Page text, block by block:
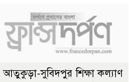
আতুকুড়া-সুবিদপুর শিক্ষা কল্যাণ